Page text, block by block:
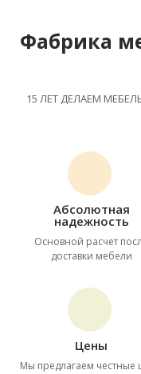
Фабрика
15 ЛЕТ ДЕЛАЕМ
Абсолютная
надежность
Основной расчет
доставки мебели
Цены
Мы предлагаем честные